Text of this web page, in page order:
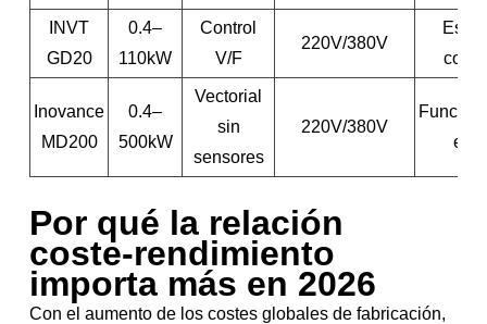
INVT
GD20
0.4–
110kW
Control
V/F
220V/380V
Inovance
MD200
0.4–
500kW
Vectorial
sin
sensores
220V/380V
Por qué la relación
coste-rendimiento
importa más en 2026
Con el aumento de los costes globales de fabricación,